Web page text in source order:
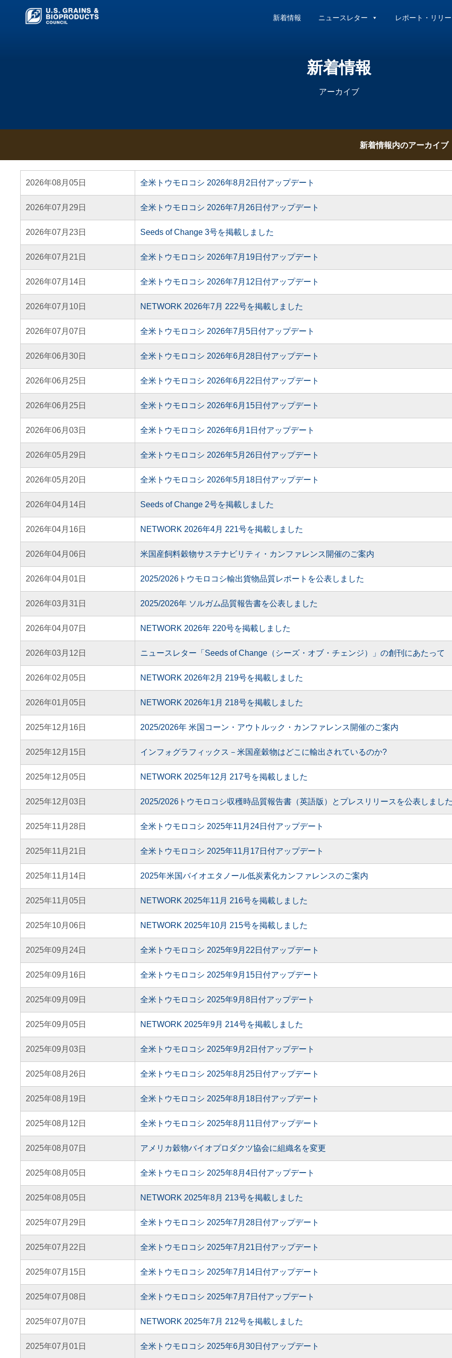
新着情報 ニュースレター レポート・リリ
新着情報
アーカイブ
新着情報内のアーカイブ
2026年08月05日 全米トウモロコシ 2026年8月2日付アップデート
2026年07月29日 全米トウモロコシ 2026年7月26日付アップデート
2026年07月23日 Seeds of Change 3号を掲載しました
2026年07月21日 全米トウモロコシ 2026年7月19日付アップデート
2026年07月14日 全米トウモロコシ 2026年7月12日付アップデート
2026年07月10日 NETWORK 2026年7月 222号を掲載しました
2026年07月07日 全米トウモロコシ 2026年7月5日付アップデート
2026年06月30日 全米トウモロコシ 2026年6月28日付アップデート
2026年06月25日 全米トウモロコシ 2026年6月22日付アップデート
2026年06月25日 全米トウモロコシ 2026年6月15日付アップデート
2026年06月03日 全米トウモロコシ 2026年6月1日付アップデート
2026年05月29日 全米トウモロコシ 2026年5月26日付アップデート
2026年05月20日 全米トウモロコシ 2026年5月18日付アップデート
2026年04月14日 Seeds of Change 2号を掲載しました
2026年04月16日 NETWORK 2026年4月 221号を掲載しました
2026年04月06日 米国産飼料穀物サステナビリティ・カンファレンス開催のご案内
2026年04月01日 2025/2026トウモロコシ輸出貨物品質レポートを公表しました
2026年03月31日 2025/2026年 ソルガム品質報告書を公表しました
2026年04月07日 NETWORK 2026年 220号を掲載しました
2026年03月12日 ニュースレター「Seeds of Change（シーズ・オブ・チェンジ）」の創刊にあたって
2026年02月05日 NETWORK 2026年2月 219号を掲載しました
2026年01月05日 NETWORK 2026年1月 218号を掲載しました
2025年12月16日 2025/2026年 米国コーン・アウトルック・カンファレンス開催のご案内
2025年12月15日 インフォグラフィックス－米国産穀物はどこに輸出されているのか?
2025年12月05日 NETWORK 2025年12月 217号を掲載しました
2025年12月03日 2025/2026トウモロコシ収穫時品質報告書（英語版）とプレスリリースを公表しまし
2025年11月28日 全米トウモロコシ 2025年11月24日付アップデート
2025年11月21日 全米トウモロコシ 2025年11月17日付アップデート
2025年11月14日 2025年米国バイオエタノール低炭素化カンファレンスのご案内
2025年11月05日 NETWORK 2025年11月 216号を掲載しました
2025年10月06日 NETWORK 2025年10月 215号を掲載しました
2025年09月24日 全米トウモロコシ 2025年9月22日付アップデート
2025年09月16日 全米トウモロコシ 2025年9月15日付アップデート
2025年09月09日 全米トウモロコシ 2025年9月8日付アップデート
2025年09月05日 NETWORK 2025年9月 214号を掲載しました
2025年09月03日 全米トウモロコシ 2025年9月2日付アップデート
2025年08月26日 全米トウモロコシ 2025年8月25日付アップデート
2025年08月19日 全米トウモロコシ 2025年8月18日付アップデート
2025年08月12日 全米トウモロコシ 2025年8月11日付アップデート
2025年08月07日 アメリカ穀物バイオプロダクツ協会に組織名を変更
2025年08月05日 全米トウモロコシ 2025年8月4日付アップデート
2025年08月05日 NETWORK 2025年8月 213号を掲載しました
2025年07月29日 全米トウモロコシ 2025年7月28日付アップデート
2025年07月22日 全米トウモロコシ 2025年7月21日付アップデート
2025年07月15日 全米トウモロコシ 2025年7月14日付アップデート
2025年07月08日 全米トウモロコシ 2025年7月7日付アップデート
2025年07月07日 NETWORK 2025年7月 212号を掲載しました
2025年07月01日 全米トウモロコシ 2025年6月30日付アップデート